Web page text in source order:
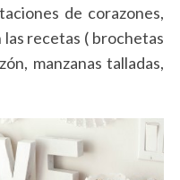
de corazones,
recetas ( brochetas
manzanas talladas,